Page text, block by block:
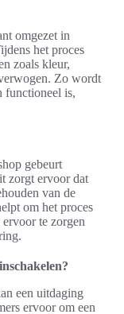
omgezet in
het proces
zoals kleur,
Zo wordt
functioneel is,
gebeurt
zorgt ervoor dat
van de
om het proces
te zorgen
een uitdaging
ervoor om een